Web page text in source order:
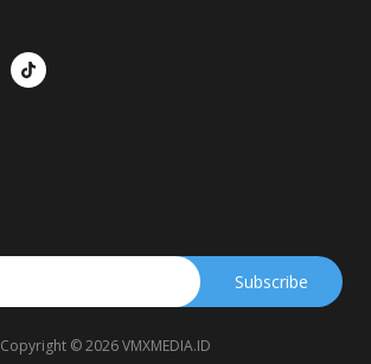
Copyright © 2026 VMXMEDIA.ID